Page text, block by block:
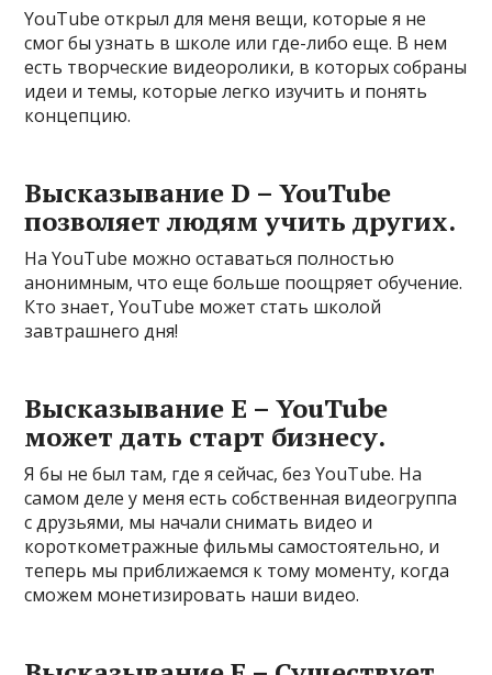
YouTube открыл для меня вещи, которые я не
смог бы узнать в школе или где-либо еще. В нем
есть творческие видеоролики, в которых собраны
идеи и темы, которые легко изучить и понять
концепцию.
Высказывание D – YouTube
позволяет людям учить других.
На YouTube можно оставаться полностью
анонимным, что еще больше поощряет обучение.
Кто знает, YouTube может стать школой
завтрашнего дня!
Высказывание E – YouTube
может дать старт бизнесу.
Я бы не был там, где я сейчас, без YouTube. На
самом деле у меня есть собственная видеогруппа
с друзьями, мы начали снимать видео и
короткометражные фильмы самостоятельно, и
теперь мы приближаемся к тому моменту, когда
сможем монетизировать наши видео.